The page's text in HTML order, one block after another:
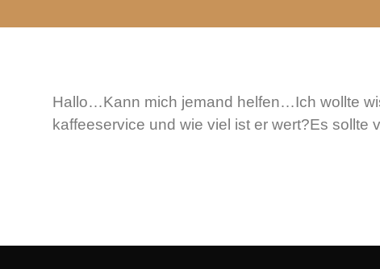
Hallo…Kann mich jemand helfen…Ich wollte
kaffeeservice und wie viel ist er wert?Es sollte